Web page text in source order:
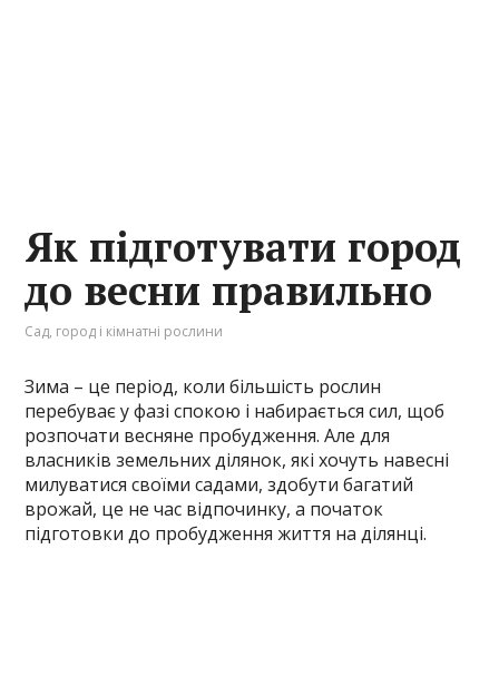
Як підготувати город
до весни правильно
Сад, город і кімнатні рослини
Зима – це період, коли більшість рослин
перебуває у фазі спокою і набирається сил, щоб
розпочати весняне пробудження. Але для
власників земельних ділянок, які хочуть навесні
милуватися своїми садами, здобути багатий
врожай, це не час відпочинку, а початок
підготовки до пробудження життя на ділянці.